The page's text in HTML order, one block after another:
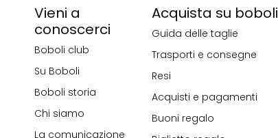
Vieni a
conoscerci
Boboli club
Su Boboli
Boboli storia
Chi siamo
La comunicazione
Acquista su boboli
Guida delle taglie
Trasporti e consegne
Resi
Acquisti e pagamenti
Buoni regalo